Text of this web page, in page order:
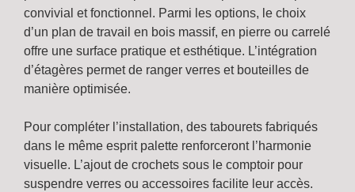
convivial et fonctionnel. Parmi les options, le choix
d’un plan de travail en bois massif, en pierre ou carrelé
offre une surface pratique et esthétique. L’intégration
d’étagères permet de ranger verres et bouteilles de
manière optimisée.
Pour compléter l’installation, des tabourets fabriqués
dans le même esprit palette renforceront l’harmonie
visuelle. L’ajout de crochets sous le comptoir pour
suspendre verres ou accessoires facilite leur accès.